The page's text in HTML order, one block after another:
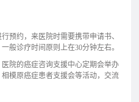
预约，来医院时需要携带申请书、
般诊疗时间原则上在30分钟左右。
院的癌症咨询支援中心定期会举办
模原癌症患者支援会等活动，交流